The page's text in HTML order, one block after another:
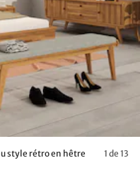
style rétro en hêtre
1 de 13